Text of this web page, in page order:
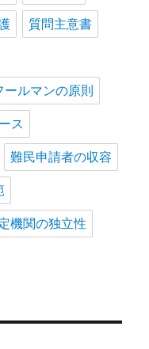
質問主意書
ルマンの原則
ス
難民申請者の収容
機関の独立性